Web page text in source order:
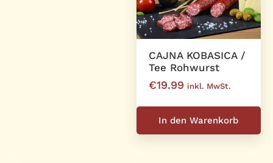
CAJNA KOBASICA /
Tee Rohwurst
€19.99 inkl. MwSt.
In den Warenkorb